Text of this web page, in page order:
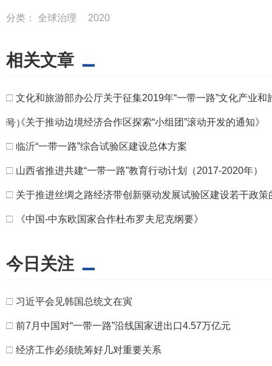
分类： 全球治理 2020
相关文章
□ 文化和旅游部办公厅关于征集2019年“一带一路”文化产业
号）
□《关于推动边境经济合作区探索“小组团”滚动开发的通知》
□ 临沂“一带一路”综合试验区建设总体方案
□ 山西省推进共建“一带一路”教育行动计划（2017-2020年）
□ 关于推进丝绸之路经济带创新驱动发展试验区建设若干政策
□ 《中国-中东欧国家合作杜布罗夫尼克纲要》
今日关注
□ 习近平会见韩国总统文在寅
□ 前7月中国对“一带一路”沿线国家进出口4.57万亿元
□ 经济工作必须统筹好几对重要关系